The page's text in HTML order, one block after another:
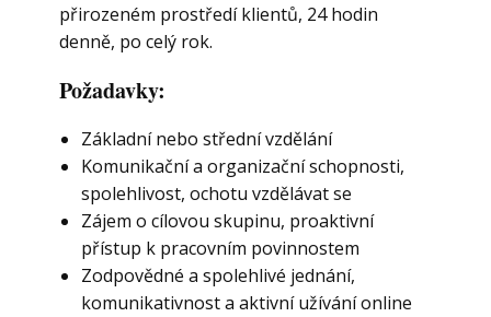
přirozeném prostředí klientů, 24 hodin
denně, po celý rok.
Požadavky:
Základní nebo střední vzdělání
Komunikační a organizační schopnosti,
spolehlivost, ochotu vzdělávat se
Zájem o cílovou skupinu, proaktivní
přístup k pracovním povinnostem
Zodpovědné a spolehlivé jednání,
komunikativnost a aktivní užívání online